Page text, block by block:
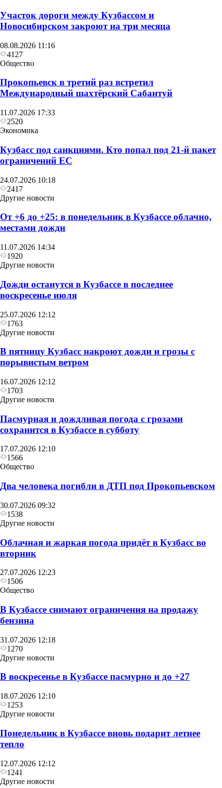
Другие новости
неделя жары
Участок дороги между Кузбассом и
Новосибирском закроют на три месяца
08.08.2026 11:16
4127
Общество
Прокопьевск в третий раз встретил
Международный шахтёрский Сабантуй
11.07.2026 17:33
2520
Экономика
Кузбасс под санкциями. Кто попал под 21‑й пакет
ограничений ЕС
24.07.2026 10:18
2417
Другие новости
От +6 до +25: в понедельник в Кузбассе облачно,
местами дожди
11.07.2026 14:34
1920
Другие новости
Дожди останутся в Кузбассе в последнее
воскресенье июля
25.07.2026 12:12
1763
Другие новости
В пятницу Кузбасс накроют дожди и грозы с
порывистым ветром
16.07.2026 12:12
1703
Другие новости
Пасмурная и дождливая погода с грозами
сохранится в Кузбассе в субботу
17.07.2026 12:10
1566
Общество
Два человека погибли в ДТП под Прокопьевском
30.07.2026 09:32
1538
Другие новости
Облачная и жаркая погода придёт в Кузбасс во
вторник
27.07.2026 12:23
1506
Общество
В Кузбассе снимают ограничения на продажу
бензина
31.07.2026 12:18
1270
Другие новости
В воскресенье в Кузбассе пасмурно и до +27
18.07.2026 12:10
1253
Другие новости
Понедельник в Кузбассе вновь подарит летнее
тепло
12.07.2026 12:12
1241
Другие новости